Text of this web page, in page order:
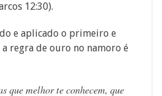
12:30).
e aplicado o primeiro e
regra de ouro no namoro é
que melhor te conhecem, que